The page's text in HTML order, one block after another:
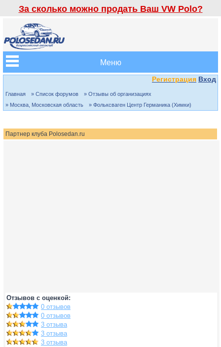
За сколько можно продать Ваш VW Polo?
Меню
Регистрация Вход
Главная » Список форумов
» Отзывы об организациях
» Москва, Московская область
» Фольксваген Центр Германика (Химки)
Партнер клуба Polosedan.ru
Отзывов с оценкой:
0 отзывов
0 отзывов
3 отзыва
3 отзыва
3 отзыва